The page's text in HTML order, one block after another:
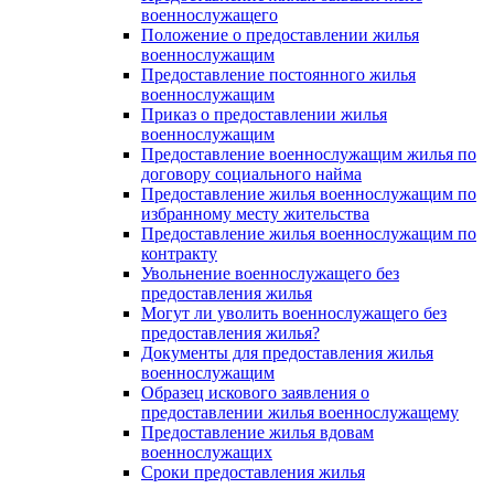
военнослужащего
Положение о предоставлении жилья
военнослужащим
Предоставление постоянного жилья
военнослужащим
Приказ о предоставлении жилья
военнослужащим
Предоставление военнослужащим жилья по
договору социального найма
Предоставление жилья военнослужащим по
избранному месту жительства
Предоставление жилья военнослужащим по
контракту
Увольнение военнослужащего без
предоставления жилья
Могут ли уволить военнослужащего без
предоставления жилья?
Документы для предоставления жилья
военнослужащим
Образец искового заявления о
предоставлении жилья военнослужащему
Предоставление жилья вдовам
военнослужащих
Сроки предоставления жилья